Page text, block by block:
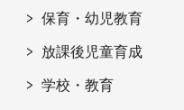
保育・幼児教育
放課後児童育成
学校・教育